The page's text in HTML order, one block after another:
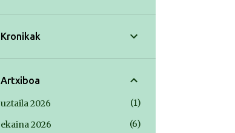
Kronikak
Artxiboa
uztaila 2026
1
ekaina 2026
6